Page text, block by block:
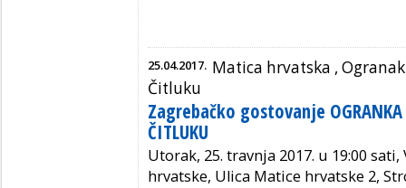
25.04.2017. Matica hrvatska ,
Čitluku
Zagrebačko gostovanje OGRANKA
ČITLUKU
Utorak, 25. travnja 2017. u 19:00
hrvatske, Ulica Matice hrvatske 2,